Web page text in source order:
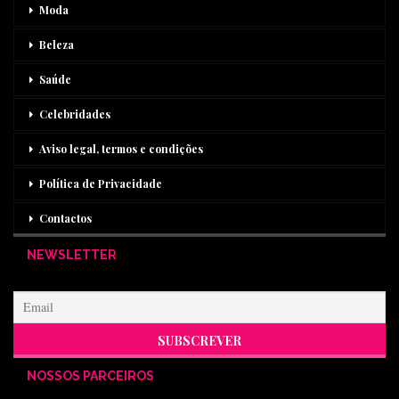
Moda
Beleza
Saúde
Celebridades
Aviso legal, termos e condições
Política de Privacidade
Contactos
NEWSLETTER
NOSSOS PARCEIROS